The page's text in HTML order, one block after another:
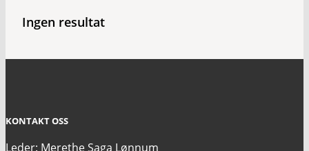
Ingen resultat
KONTAKT OSS
Leder: Merethe Saga Lønnum